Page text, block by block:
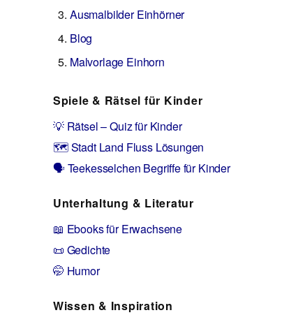
Ausmalbilder Einhörner
Blog
Malvorlage Einhorn
Spiele & Rätsel für Kinder
💡 Rätsel – Quiz für Kinder
🗺️ Stadt Land Fluss Lösungen
🗣️ Teekesselchen Begriffe für Kinder
Unterhaltung & Literatur
📖 Ebooks für Erwachsene
📜 Gedichte
🤭 Humor
Wissen & Inspiration